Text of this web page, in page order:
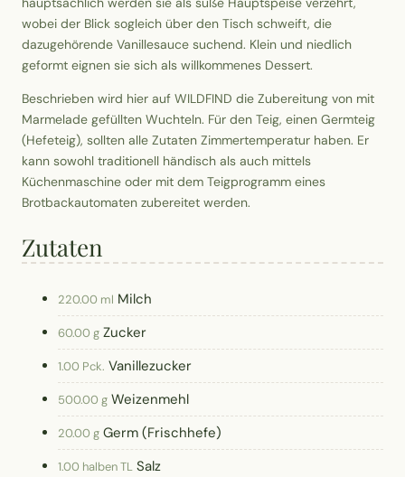
wobei der Blick sogleich über den Tisch schweift, die
dazugehörende Vanillesauce suchend. Klein und niedlich
geformt eignen sie sich als willkommenes Dessert.
Beschrieben wird hier auf WILDFIND die Zubereitung von mit
Marmelade gefüllten Wuchteln. Für den Teig, einen Germteig
(Hefeteig), sollten alle Zutaten Zimmertemperatur haben. Er
kann sowohl traditionell händisch als auch mittels
Küchenmaschine oder mit dem Teigprogramm eines
Brotbackautomaten zubereitet werden.
Zutaten
220.00 ml Milch
60.00 g Zucker
1.00 Pck. Vanillezucker
500.00 g Weizenmehl
20.00 g Germ (Frischhefe)
1.00 halben TL Salz